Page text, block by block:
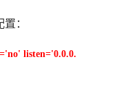
：
listen='0.0.0.
>